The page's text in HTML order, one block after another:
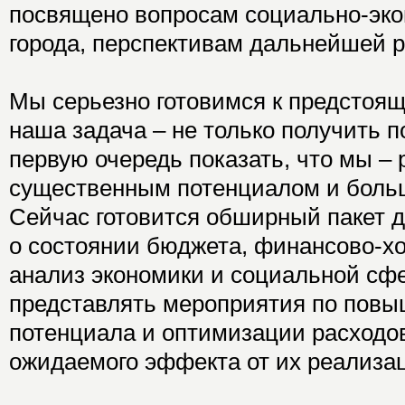
посвящено вопросам социально-
города, перспективам дальнейшей
Мы серьезно готовимся к
наша задача – не только получить
первую очередь показать, что мы –
существенным потенциалом и
Сейчас готовится обширный пакет
о состоянии бюджета, финансово-
анализ экономики и социальной
представлять мероприятия по
потенциала и оптимизации
ожидаемого эффекта от их